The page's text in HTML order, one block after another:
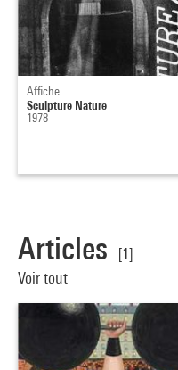
Affiche
Sculpture Nature
1978
Articles
[1]
Voir tout